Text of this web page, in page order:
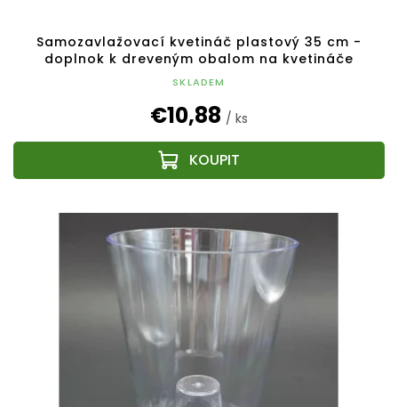
Samozavlažovací kvetináč plastový 35 cm -
doplnok k dreveným obalom na kvetináče
SKLADEM
€10,88 / ks